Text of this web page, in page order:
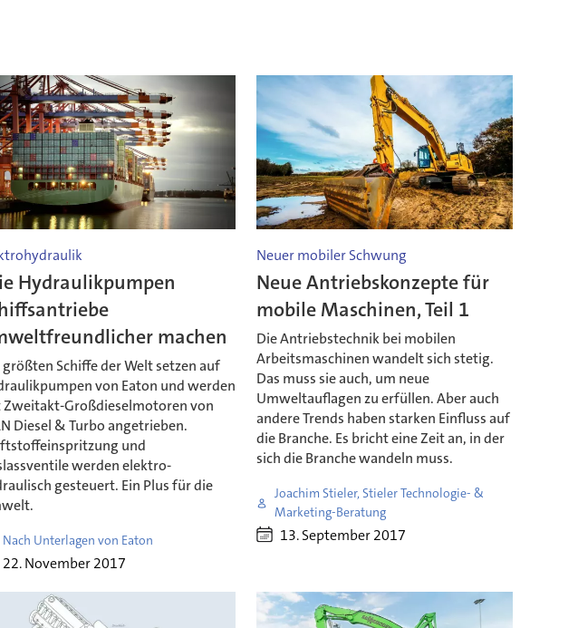
Hydraulikpumpen
machen
größten Schiffe der Welt setzen auf
von Eaton und werden
Großdieselmotoren von
Diesel & Turbo angetrieben.
und
werden elektro-
gesteuert. Ein Plus für die
Nach Unterlagen von Eaton
22. November 2017
Neuer mobiler Schwung
Neue Antriebskonzepte für
mobile Maschinen, Teil 1
Die Antriebstechnik bei mobilen
Arbeitsmaschinen wandelt sich stetig.
Das muss sie auch, um neue
Umweltauflagen zu erfüllen. Aber auch
andere Trends haben starken Einfluss auf
die Branche. Es bricht eine Zeit an, in der
sich die Branche wandeln muss.
Joachim Stieler, Stieler Technologie- &
Marketing-Beratung
13. September 2017